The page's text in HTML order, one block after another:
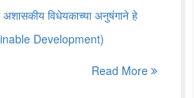
विधेयकाच्या अनुषंगाने हे
Development)
Read More